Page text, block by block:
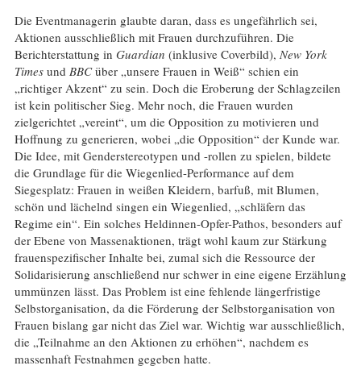
Die Eventmanagerin glaubte daran, dass es ungefährlich sei,
Aktionen ausschließlich mit Frauen durchzuführen. Die
Berichterstattung in Guardian (inklusive Coverbild), New York
Timesund BBCüber „unsere Frauen in Weiß“ schien ein
„richtiger Akzent“ zu sein. Doch die Eroberung der Schlagzeilen
ist kein politischer Sieg. Mehr noch, die Frauen wurden
zielgerichtet „vereint“, um die Opposition zu motivieren und
Hoffnung zu generieren, wobei „die Opposition“ der Kunde war.
Die Idee, mit Genderstereotypen und -rollen zu spielen, bildete
die Grundlage für die Wiegenlied-Performance auf dem
Siegesplatz: Frauen in weißen Kleidern, barfuß, mit Blumen,
schön und lächelnd singen ein Wiegenlied, „schläfern das
Regime ein“. Ein solches Heldinnen-Opfer-Pathos, besonders auf
der Ebene von Massenaktionen, trägt wohl kaum zur Stärkung
frauenspezifischer Inhalte bei, zumal sich die Ressource der
Solidarisierung anschließend nur schwer in eine eigene Erzählung
ummünzen lässt. Das Problem ist eine fehlende längerfristige
Selbstorganisation, da die Förderung der Selbstorganisation von
Frauen bislang gar nicht das Ziel war. Wichtig war ausschließlich,
die „Teilnahme an den Aktionen zu erhöhen“, nachdem es
massenhaft Festnahmen gegeben hatte.